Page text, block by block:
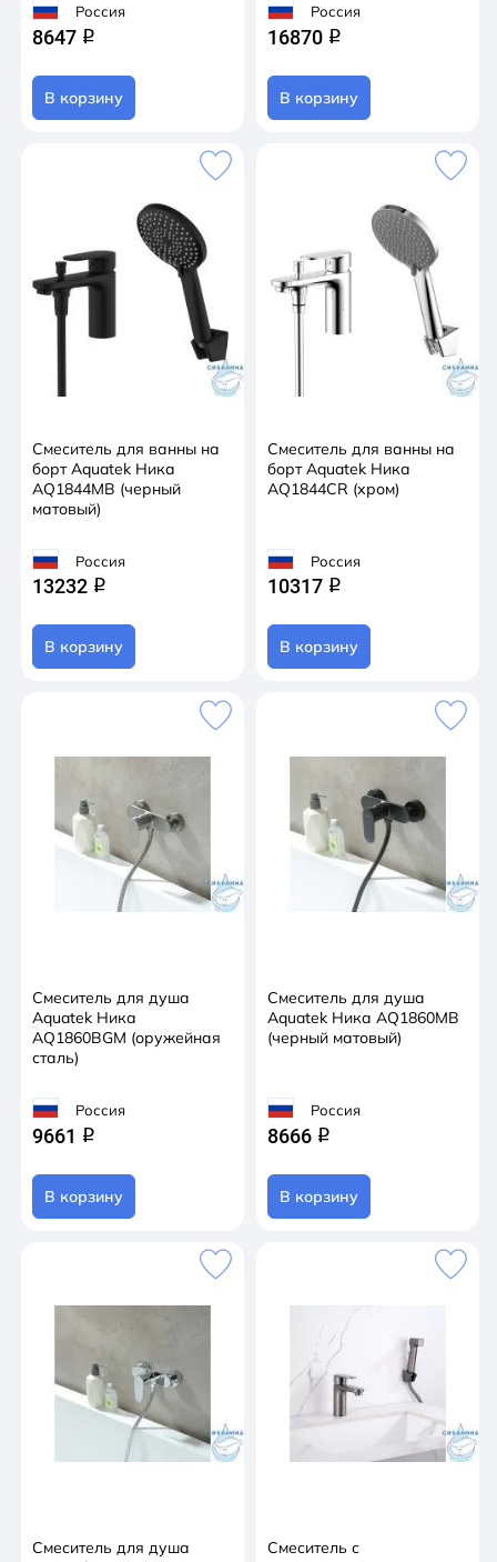
Россия
8647 q
В корзину
Россия
16870 q
В корзину
Смеситель для ванны на
борт Aquatek Ника
AQ1844MB (черный
матовый)
Россия
13232 q
В корзину
Смеситель для ванны на
борт Aquatek Ника
AQ1844CR (хром)
Россия
10317 q
В корзину
Смеситель для душа
Aquatek Ника
AQ1860BGM (оружейная
сталь)
Россия
9661 q
В корзину
Смеситель для душа
Aquatek Ника AQ1860MB
(черный матовый)
Россия
8666 q
В корзину
Смеситель для душа
Смеситель с